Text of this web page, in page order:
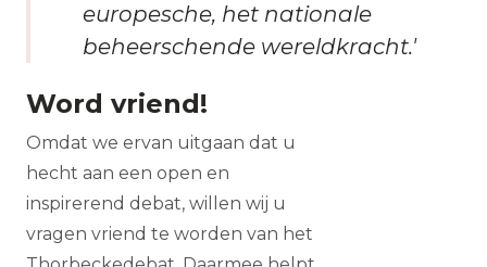
europesche, het nationale
beheerschende wereldkracht.'
Word vriend!
Omdat we ervan uitgaan dat u
hecht aan een open en
inspirerend debat, willen wij u
vragen vriend te worden van het